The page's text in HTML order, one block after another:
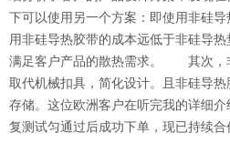
下可以使用另一个方案：即使用非硅
用非硅导热胶带的成本远低于非硅导
满足客户产品的散热需求。 其次，
取代机械扣具，简化设计。且非硅导
存储。这位欧洲客户在听完我的详细
复测试匀通过后成功下单，现已持续合